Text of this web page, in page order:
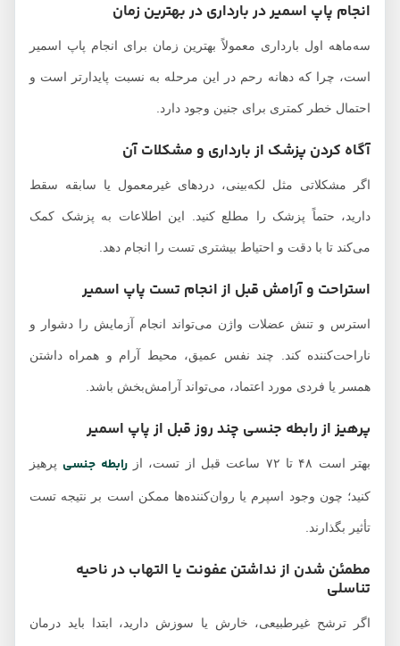
انجام پاپ اسمیر در بارداری در بهترین زمان
سه‌ماهه اول بارداری معمولاً بهترین زمان برای انجام پاپ اسمیر
است، چرا که دهانه رحم در این مرحله به نسبت پایدارتر است و
احتمال خطر کمتری برای جنین وجود دارد.
آگاه کردن پزشک از بارداری و مشکلات آن
اگر مشکلاتی مثل لکه‌بینی، دردهای غیرمعمول یا سابقه سقط
دارید، حتماً پزشک را مطلع کنید. این اطلاعات به پزشک کمک
می‌کند تا با دقت و احتیاط بیشتری تست را انجام دهد.
استراحت و آرامش قبل از انجام تست پاپ اسمیر
استرس و تنش عضلات واژن می‌تواند انجام آزمایش را دشوار و
ناراحت‌کننده کند. چند نفس عمیق، محیط آرام و همراه داشتن
همسر یا فردی مورد اعتماد، می‌تواند آرامش‌بخش باشد.
پرهیز از رابطه جنسی چند روز قبل از پاپ اسمیر
بهتر است ۴۸ تا ۷۲ ساعت قبل از تست، از رابطه جنسیپرهیز
کنید؛ چون وجود اسپرم یا روان‌کننده‌ها ممکن است بر نتیجه تست
تأثیر بگذارند.
مطمئن شدن از نداشتن عفونت یا التهاب در ناحیه
تناسلی
اگر ترشح غیرطبیعی، خارش یا سوزش دارید، ابتدا باید درمان